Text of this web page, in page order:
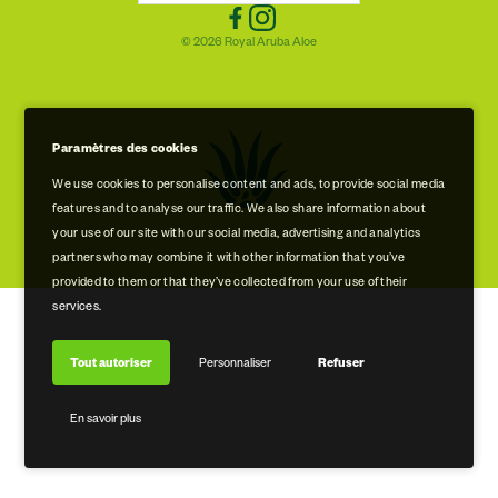
Politique de confidentialité et de cookies
Emplacements des magasins
© 2026 Royal Aruba Aloe
Paramètres des cookies
We use cookies to personalise content and ads, to provide social media
features and to analyse our traffic. We also share information about
your use of our site with our social media, advertising and analytics
partners who may combine it with other information that you’ve
provided to them or that they’ve collected from your use of their
services.
Tout autoriser Personnaliser Refuser
En savoir plus